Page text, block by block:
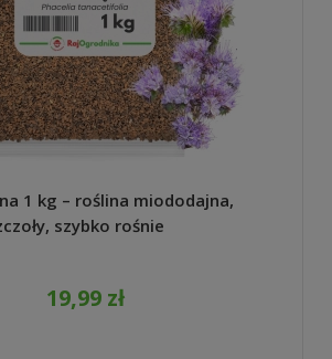
1 kg – roślina miododajna,
szybko rośnie
19,99 zł